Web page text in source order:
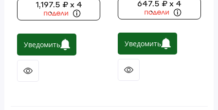
1,197.5 ₽ x 4
Уведомить
647.5 ₽ x 4
Уведомить